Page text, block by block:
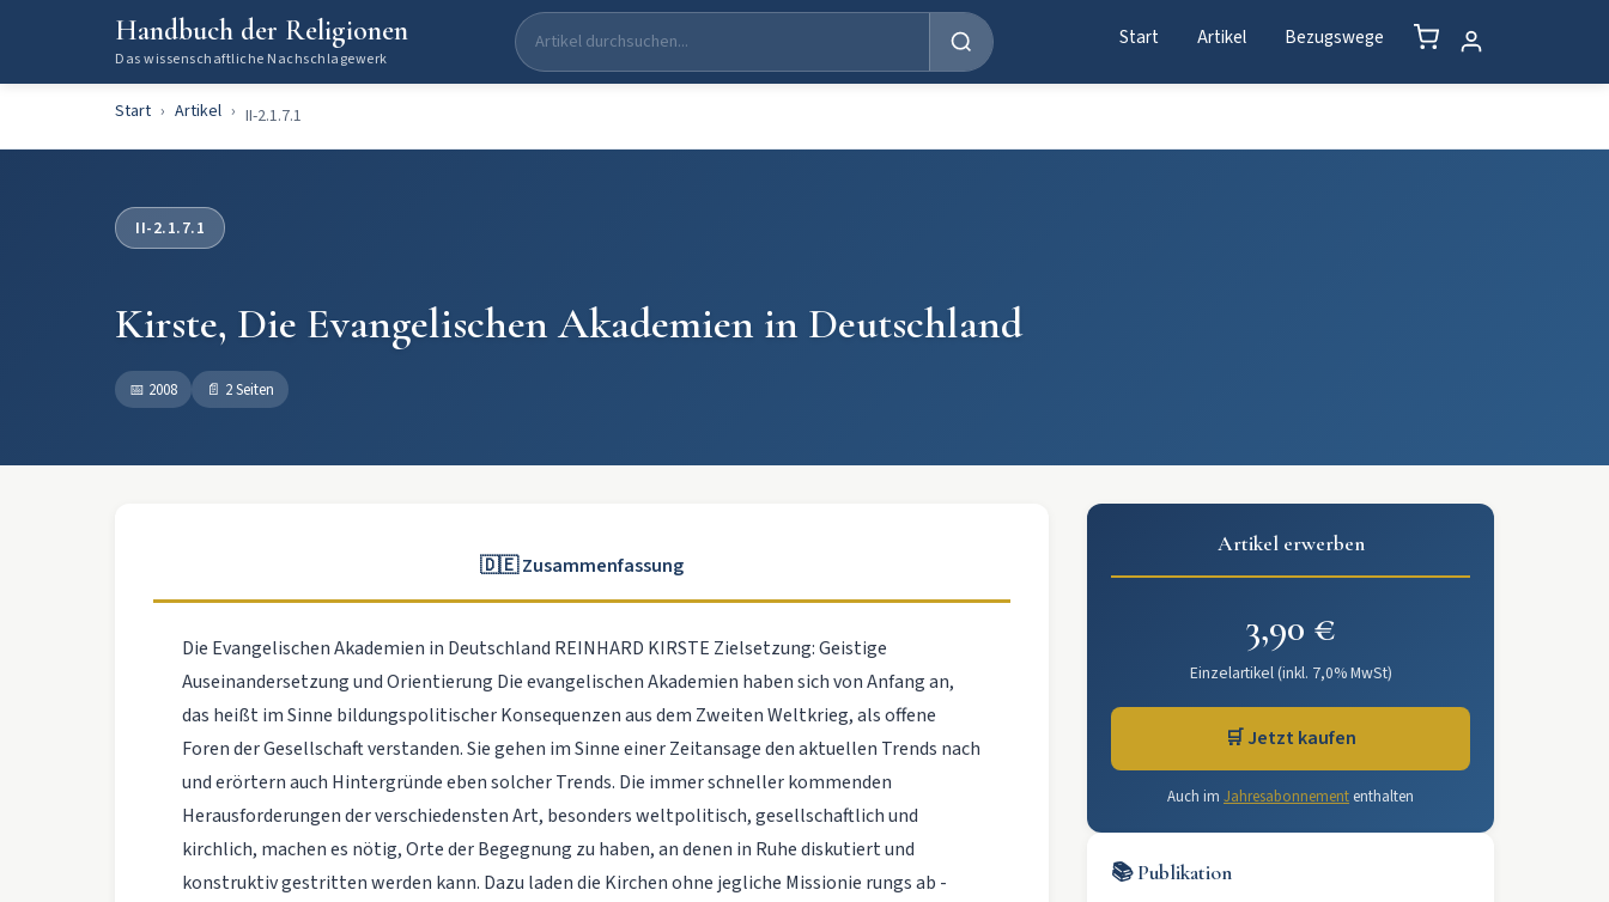
Handbuch der Religionen
Das wissenschaftliche Nachschlagewerk
Start Artikel Bezugswege
Start Artikel II-2.1.7.1
II-2.1.7.1
Kirste, Die Evangelischen Akademien in Deutschland
📅 2008 📄 2 Seiten
🇩🇪 Zusammenfassung
Die Evangelischen Akademien in Deutschland REINHARD KIRSTE Zielsetzung: Geistige
Auseinandersetzung und Orientierung Die evangelischen Akademien haben sich von Anfang an,
das heißt im Sinne bildungspolitischer Konsequenzen aus dem Zweiten Weltkrieg, als offene
Foren der Gesellschaft verstanden. Sie gehen im Sinne einer Zeitansage den aktuellen Trends nach
und erörtern auch Hintergründe eben solcher Trends. Die immer schneller kommenden
Herausforderungen der verschiedensten Art, besonders weltpolitisch, gesellschaftlich und
kirchlich, machen es nötig, Orte der Begegnung zu haben, an denen in Ruhe diskutiert und
konstruktiv gestritten werden kann. Dazu laden die Kirchen ohne jegliche Missionie rungs ab -
Artikel erwerben
3,90 €
Einzelartikel (inkl. 7,0% MwSt)
🛒 Jetzt kaufen
Auch im Jahresabonnement enthalten
📚 Publikation